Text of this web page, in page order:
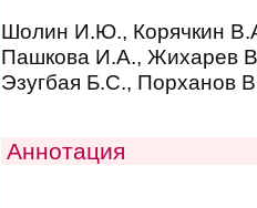
Шолин И.Ю., Корячкин
Пашкова И.А., Жихарев
Эзугбая Б.С., Порханов
Аннотация